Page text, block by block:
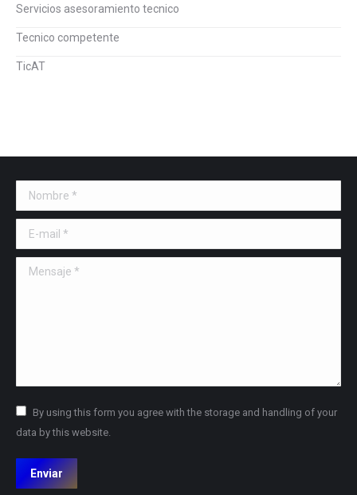
Servicios asesoramiento tecnico
Tecnico competente
TicAT
Nombre *
E-mail *
Mensaje *
By using this form you agree with the storage and handling of your
data by this website.
Enviar